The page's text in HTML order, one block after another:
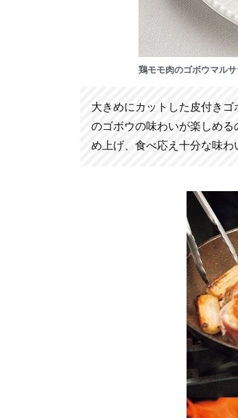
鶏モモ肉のゴボウマル
大きめにカットした皮付き
のゴボウの味わいが楽しめ
め上げ、食べ応え十分な味わ